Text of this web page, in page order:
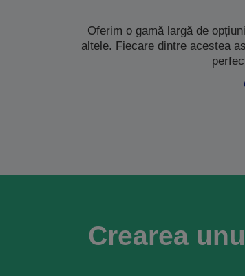
Oferim o gamă largă de
altele. Fiecare dintre acestea
Crearea